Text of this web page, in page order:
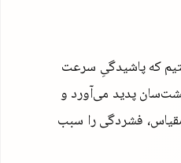
که پاشیدگیِ سرعت
پدید می‌آورد و
فشردگی را سبب